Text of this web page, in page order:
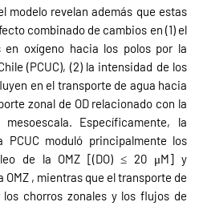
modelo revelan además que estas
combinado de cambios en (1) el
en oxígeno hacia los polos por la
(PCUC), (2) la intensidad de los
en el transporte de agua hacia
zonal de OD relacionado con la
Específicamente, la
moduló principalmente los
de la OMZ [(DO) ≤ 20 μM] y
OMZ , mientras que el transporte de
chorros zonales y los flujos de